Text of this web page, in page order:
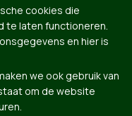
cookies die
te laten functioneren.
en hier is
we ook gebruik van
om de website